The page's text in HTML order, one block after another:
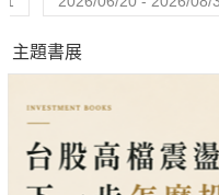
主題書展